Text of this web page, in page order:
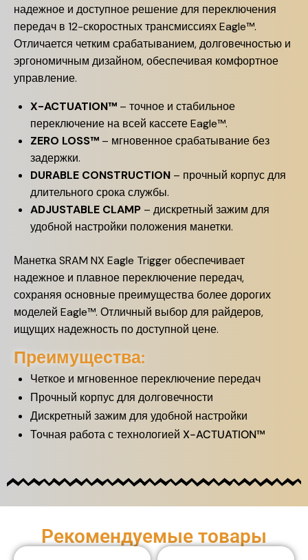
надежное и доступное решение для переключения
передач в 12-скоростных трансмиссиях Eagle™.
Отличается четким срабатыванием, долговечностью и
эргономичным дизайном, обеспечивая комфортное
управление.
X-ACTUATION™ – точное и стабильное
переключение на всей кассете Eagle™.
ZERO LOSS™ – мгновенное срабатывание без
задержки.
DURABLE CONSTRUCTION – прочный корпус для
длительного срока службы.
ADJUSTABLE CLAMP – дискретный зажим для
удобной настройки положения манетки.
Манетка SRAM NX Eagle Trigger обеспечивает
надежное и плавное переключение передач,
сохраняя основные преимущества более дорогих
моделей Eagle™. Отличный выбор для райдеров,
ищущих надежность по доступной цене.
Преимущества:
Четкое и мгновенное переключение передач
Прочный корпус для долговечности
Дискретный зажим для удобной настройки
Точная работа с технологией X-ACTUATION™
Рекомендуемые товары